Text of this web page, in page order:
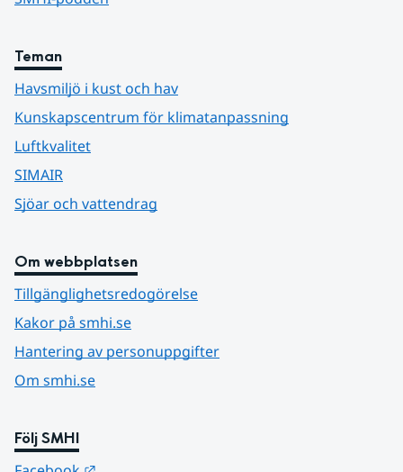
Teman
Havsmiljö i kust och hav
Kunskapscentrum för klimatanpassning
Luftkvalitet
SIMAIR
Sjöar och vattendrag
Om webbplatsen
Tillgänglighetsredogörelse
Kakor på smhi.se
Hantering av personuppgifter
Om smhi.se
Följ SMHI